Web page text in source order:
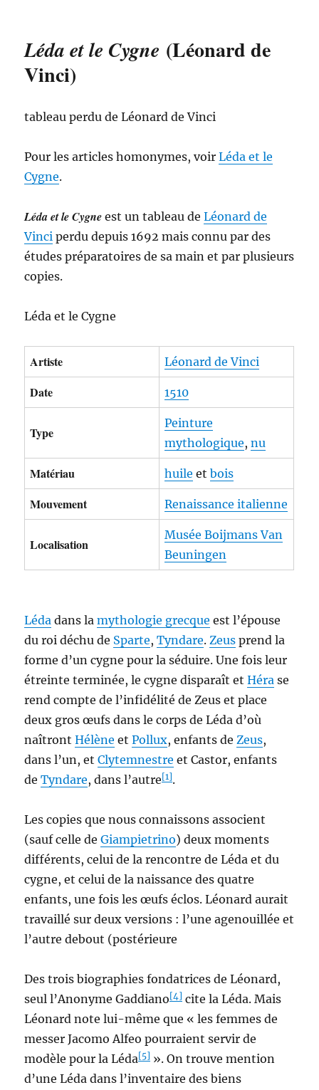
Léda et le Cygne (Léonard de
Vinci)
tableau perdu de Léonard de Vinci
Pour les articles homonymes, voirLéda et le
Cygne.
Léda et le Cygne est un tableau deLéonard de
Vinci perdu depuis 1692 mais connu par des
études préparatoires de sa main et par plusieurs
copies.
Léda et le Cygne
Artiste Léonard de Vinci
Date 1510
Type
Peinture
mythologique,nu
Matériau huile etbois
Mouvement Renaissance italienne
Localisation
Musée Boijmans Van
Beuningen
Léda dans lamythologie grecque est l’épouse
du roi déchu de Sparte,Tyndare.Zeus prend la
forme d’un cygne pour la séduire. Une fois leur
étreinte terminée, le cygne disparaît etHéra se
rend compte de l’infidélité de Zeus et place
deux gros œufs dans le corps de Léda d’où
naîtrontHélène etPollux, enfants deZeus,
dans l’un, etClytemnestre et Castor, enfants
deTyndare, dans l’autre[1].
Les copies que nous connaissons associent
(sauf celle deGiampietrino) deux moments
différents, celui de la rencontre de Léda et du
cygne, et celui de la naissance des quatre
enfants, une fois les œufs éclos. Léonard aurait
travaillé sur deux versions : l’une agenouillée et
l’autre debout (postérieure
Des trois biographies fondatrices de Léonard,
seul l’Anonyme Gaddiano[4] cite la Léda. Mais
Léonard note lui-même que « les femmes de
messer Jacomo Alfeo pourraient servir de
modèle pour la Léda[5] ». On trouve mention
d’une Léda dans l’inventaire des biens